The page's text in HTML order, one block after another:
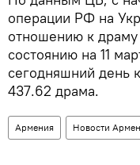
операции РФ на
отношению к драму
состоянию на 11
сегодняшний день
437.62 драма.
Армения Новости